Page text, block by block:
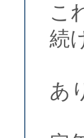
こ
続
あ